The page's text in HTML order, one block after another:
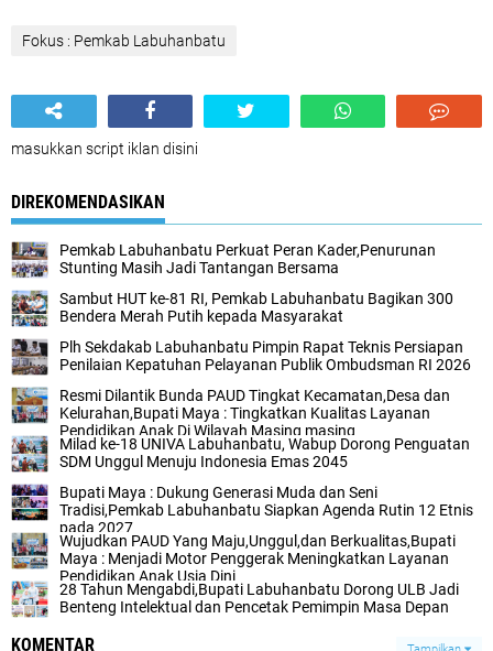
Fokus : Pemkab Labuhanbatu
masukkan script iklan disini
DIREKOMENDASIKAN
Pemkab Labuhanbatu Perkuat Peran Kader,Penurunan
Stunting Masih Jadi Tantangan Bersama
Sambut HUT ke-81 RI, Pemkab Labuhanbatu Bagikan 300
Bendera Merah Putih kepada Masyarakat
Plh Sekdakab Labuhanbatu Pimpin Rapat Teknis Persiapan
Penilaian Kepatuhan Pelayanan Publik Ombudsman RI 2026
Resmi Dilantik Bunda PAUD Tingkat Kecamatan,Desa dan
Kelurahan,Bupati Maya : Tingkatkan Kualitas Layanan
Pendidikan Anak Di Wilayah Masing masing
Milad ke-18 UNIVA Labuhanbatu, Wabup Dorong Penguatan
SDM Unggul Menuju Indonesia Emas 2045
Bupati Maya : Dukung Generasi Muda dan Seni
Tradisi,Pemkab Labuhanbatu Siapkan Agenda Rutin 12 Etnis
pada 2027
Wujudkan PAUD Yang Maju,Unggul,dan Berkualitas,Bupati
Maya : Menjadi Motor Penggerak Meningkatkan Layanan
Pendidikan Anak Usia Dini
28 Tahun Mengabdi,Bupati Labuhanbatu Dorong ULB Jadi
Benteng Intelektual dan Pencetak Pemimpin Masa Depan
KOMENTAR